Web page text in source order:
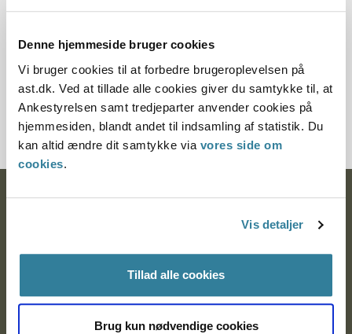
Denne hjemmeside bruger cookies
Vi bruger cookies til at forbedre brugeroplevelsen på
ast.dk. Ved at tillade alle cookies giver du samtykke til, at
Ankestyrelsen samt tredjeparter anvender cookies på
hjemmesiden, blandt andet til indsamling af statistik. Du
kan altid ændre dit samtykke via vores side om
cookies.
Vis detaljer
Tillad alle cookies
Brug kun nødvendige cookies
Paragraf
§ 24 § 18
Journalnummer
6000729-03
Ankestyrelsen